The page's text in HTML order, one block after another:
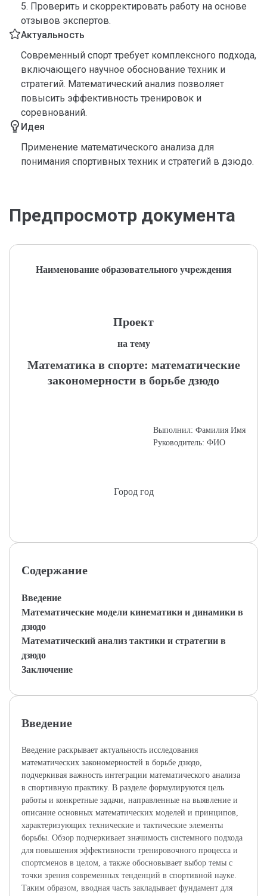
5. Проверить и скорректировать работу на основе
отзывов экспертов.
Актуальность
Современный спорт требует комплексного подхода,
включающего научное обоснование техник и
стратегий. Математический анализ позволяет
повысить эффективность тренировок и
соревнований.
Идея
Применение математического анализа для
понимания спортивных техник и стратегий в дзюдо.
Предпросмотр документа
Наименование образовательного учреждения
Проект
на тему
Математика в спорте: математические
закономерности в борьбе дзюдо
Выполнил: Фамилия Имя
Руководитель: ФИО
Город год
Содержание
Введение
Математические модели кинематики и динамики в
дзюдо
Математический анализ тактики и стратегии в
дзюдо
Заключение
Введение
Введение раскрывает актуальность исследования
математических закономерностей в борьбе дзюдо,
подчеркивая важность интеграции математического анализа
в спортивную практику. В разделе формулируются цель
работы и конкретные задачи, направленные на выявление и
описание основных математических моделей и принципов,
характеризующих технические и тактические элементы
борьбы. Обзор подчеркивает значимость системного подхода
для повышения эффективности тренировочного процесса и
спортсменов в целом, а также обосновывает выбор темы с
точки зрения современных тенденций в спортивной науке.
Таким образом, вводная часть закладывает фундамент для